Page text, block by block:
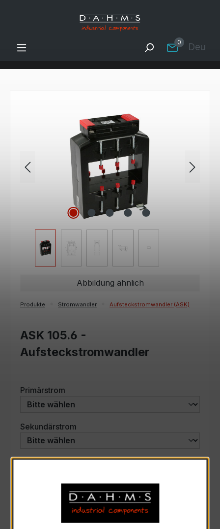
Zum Hauptinhalt springen
0
Bildergalerie überspringen
Abbildung ähnlich
Produkte Stromwandler Aufsteckstromwandler (ASK)
ASK 105.6 -
Aufsteckstromwandler
Primärstrom
Sekundärstrom
Genauigkeitsklasseauswählen
Scheinleistung (VA)auswählen